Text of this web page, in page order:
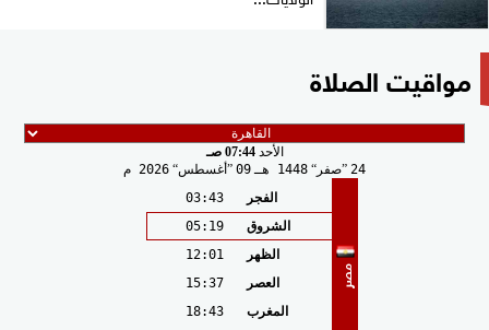
مواقيت الصلاة
الأحد07:44 صـ
24
صفر 1448 هـ 09 أغسطس 2026 م
مصر
الفجر
03:43
الشروق
05:19
الظهر
12:01
العصر
15:37
المغرب
18:43